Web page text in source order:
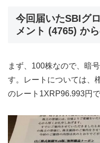
今回届いたSBIグ
メント (4765) か
まず、100株なので、暗
す。レートについては、
のレート1XRP96.993円で